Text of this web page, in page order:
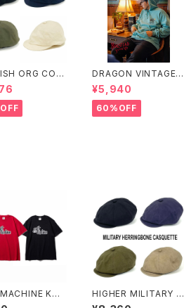
ORG COT
POS
DRAGON VINTAGE
HOODIE (MINT)
¥5,940
60%OFF
KNI
(T-SHIRTS)
HIGHER MILITARY H
ERRINGBONE CASQ